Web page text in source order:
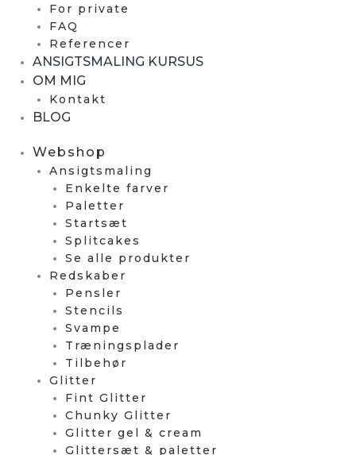
For private
FAQ
Referencer
ANSIGTSMALING KURSUS
OM MIG
Kontakt
BLOG
Webshop
Ansigtsmaling
Enkelte farver
Paletter
Startsæt
Splitcakes
Se alle produkter
Redskaber
Pensler
Stencils
Svampe
Træningsplader
Tilbehør
Glitter
Fint Glitter
Chunky Glitter
Glitter gel & cream
Glittersæt & paletter